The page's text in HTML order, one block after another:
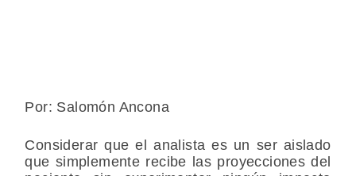
Por: Salomón Ancona
Considerar que el analista es un ser aislado
que simplemente recibe las proyecciones del